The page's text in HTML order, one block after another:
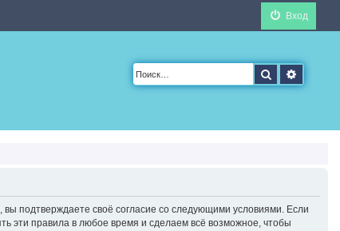
Вход
Поиск
подтверждаете своё согласие со следующими условиями. Если
эти правила в любое время и сделаем всё возможное, чтобы